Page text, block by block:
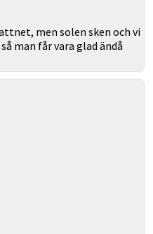
men solen sken och vi
man får vara glad ändå